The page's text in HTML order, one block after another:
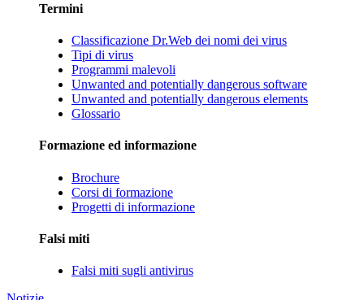
Termini
Classificazione Dr.Web dei nomi dei virus
Tipi di virus
Programmi malevoli
Unwanted and potentially dangerous software
Unwanted and potentially dangerous elements
Glossario
Formazione ed informazione
Brochure
Corsi di formazione
Progetti di informazione
Falsi miti
Falsi miti sugli antivirus